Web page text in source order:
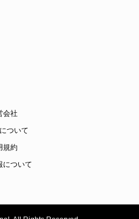
会社
ついて
規約
について